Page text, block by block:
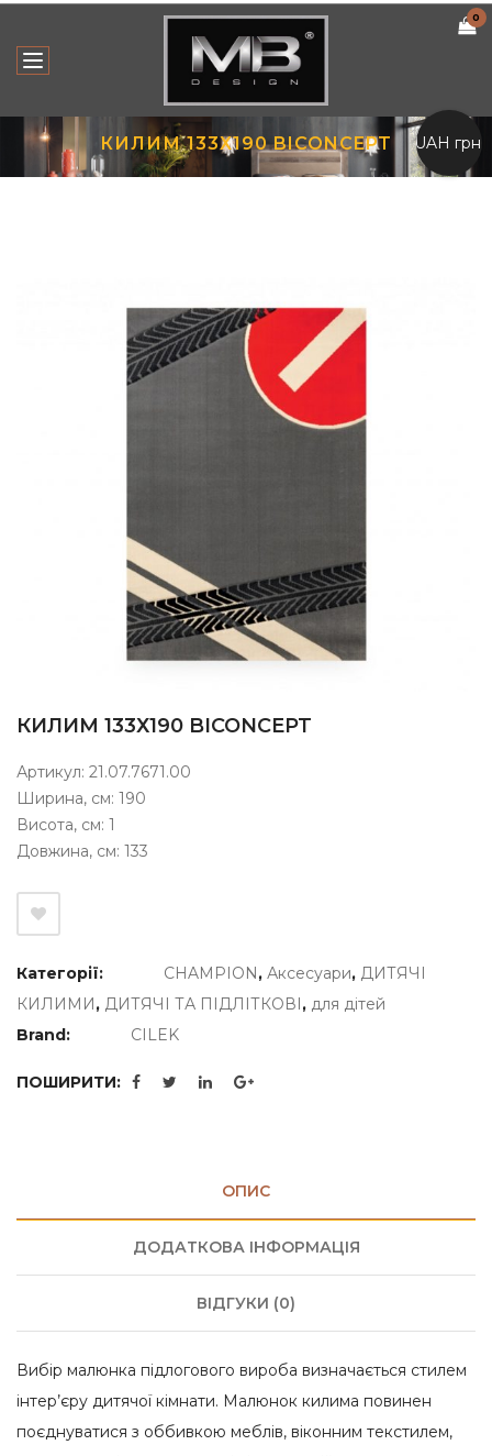
0
КИЛИМ 133Х190 BICONCEPT
КИЛИМ 133Х190 BICONCEPT
Артикул: 21.07.7671.00
Ширина, см: 190
Висота, см: 1
Довжина, cм: 133
Категорії: CHAMPION, Аксесуари, ДИТЯЧІ
КИЛИМИ, ДИТЯЧІ ТА ПІДЛІТКОВІ, для дітей
Brand:
CILEK
ПОШИРИТИ:
ОПИС
ДОДАТКОВА ІНФОРМАЦІЯ
ВІДГУКИ (0)
Вибір малюнка підлогового вироба визначається стилем
інтер’єру дитячої кімнати. Малюнок килима повинен
поєднуватися з оббивкою меблів, віконним текстилем,
UAH грн.